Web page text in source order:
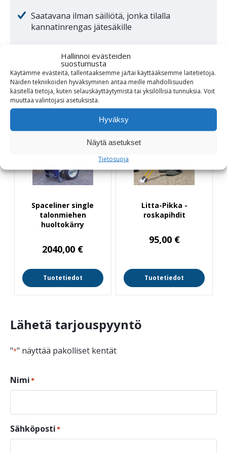
Hallinnoi evästeiden
suostumusta
Käytämme evästeitä, tallentaaksemme ja/tai käyttääksemme laitetietoja.
Näiden tekniikoiden hyväksyminen antaa meille mahdollisuuden
käsitellä tietoja, kuten selauskäyttäytymistä tai yksilöllisiä tunnuksia. Voit
muuttaa valintojasi asetuksista.
Hyväksy
Näytä asetukset
Tietosuoja
Saatavana ilman säiliötä, jonka tilalla
kannatinrengas jätesäkille
Katso myös
Spaceliner single
talonmiehen
huoltokärry
2040,00 €
Tuotetiedot
Litta-Pikka -
roskapihdit
95,00 €
Tuotetiedot
Lähetä tarjouspyyntö
"*" näyttää pakolliset kentät
Nimi*
Sähköposti*